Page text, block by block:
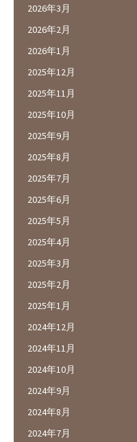
2026年3月
2026年2月
2026年1月
2025年12月
2025年11月
2025年10月
2025年9月
2025年8月
2025年7月
2025年6月
2025年5月
2025年4月
2025年3月
2025年2月
2025年1月
2024年12月
2024年11月
2024年10月
2024年9月
2024年8月
2024年7月